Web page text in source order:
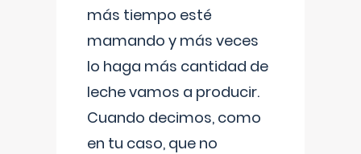
más tiempo esté
mamando y más veces
lo haga más cantidad de
leche vamos a producir.
Cuando decimos, como
en tu caso, que no